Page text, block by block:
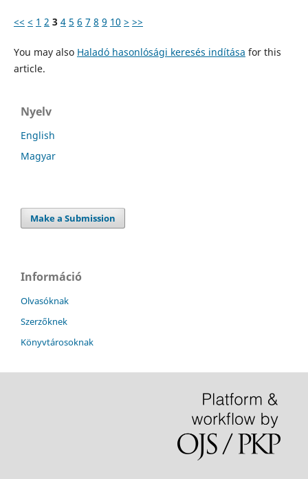
<< < 1 2 3 4 5 6 7 8 9 10 > >>
You may also Haladó hasonlósági keresés indítása for this
article.
Nyelv
English
Magyar
Make a Submission
Információ
Olvasóknak
Szerzőknek
Könyvtárosoknak